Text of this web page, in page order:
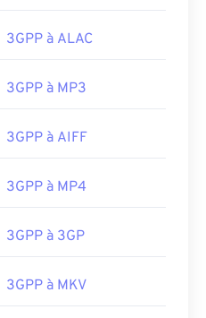
3GPP à ALAC
3GPP à MP3
3GPP à AIFF
3GPP à MP4
3GPP à 3GP
3GPP à MKV